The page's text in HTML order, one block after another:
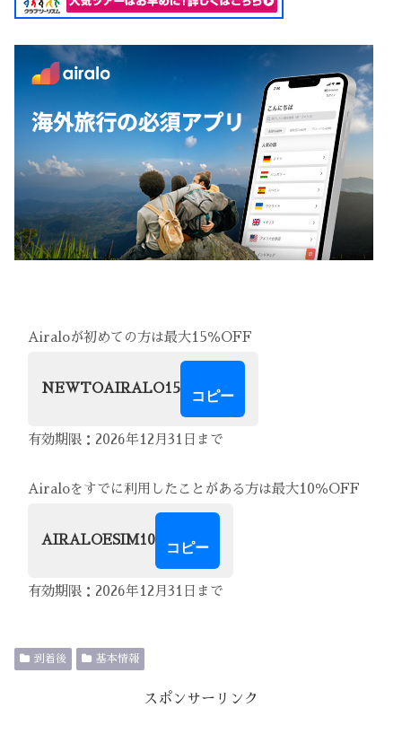
Airaloが初めての方は最大15％OFF
NEWTOAIRALO15 コピー
有効期限：2026年12月31日まで
Airaloをすでに利用したことがある方は最大10％OFF
AIRALOESIM10 コピー
有効期限：2026年12月31日まで
到着後 基本情報
スポンサーリンク